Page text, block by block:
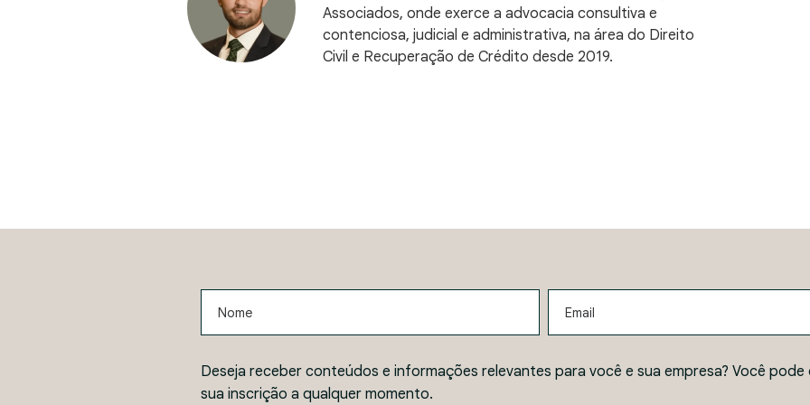
Associados, onde exerce a advocacia consultiva e
contenciosa, judicial e administrativa, na área do Direito
Civil e Recuperação de Crédito desde 2019.
Deseja receber conteúdos e informações relevantes para você e sua empresa? Você pode
sua inscrição a qualquer momento.